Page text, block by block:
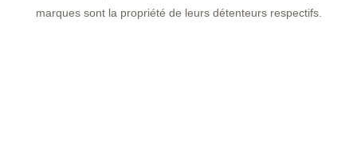
marques sont la propriété de leurs détenteurs respectifs.